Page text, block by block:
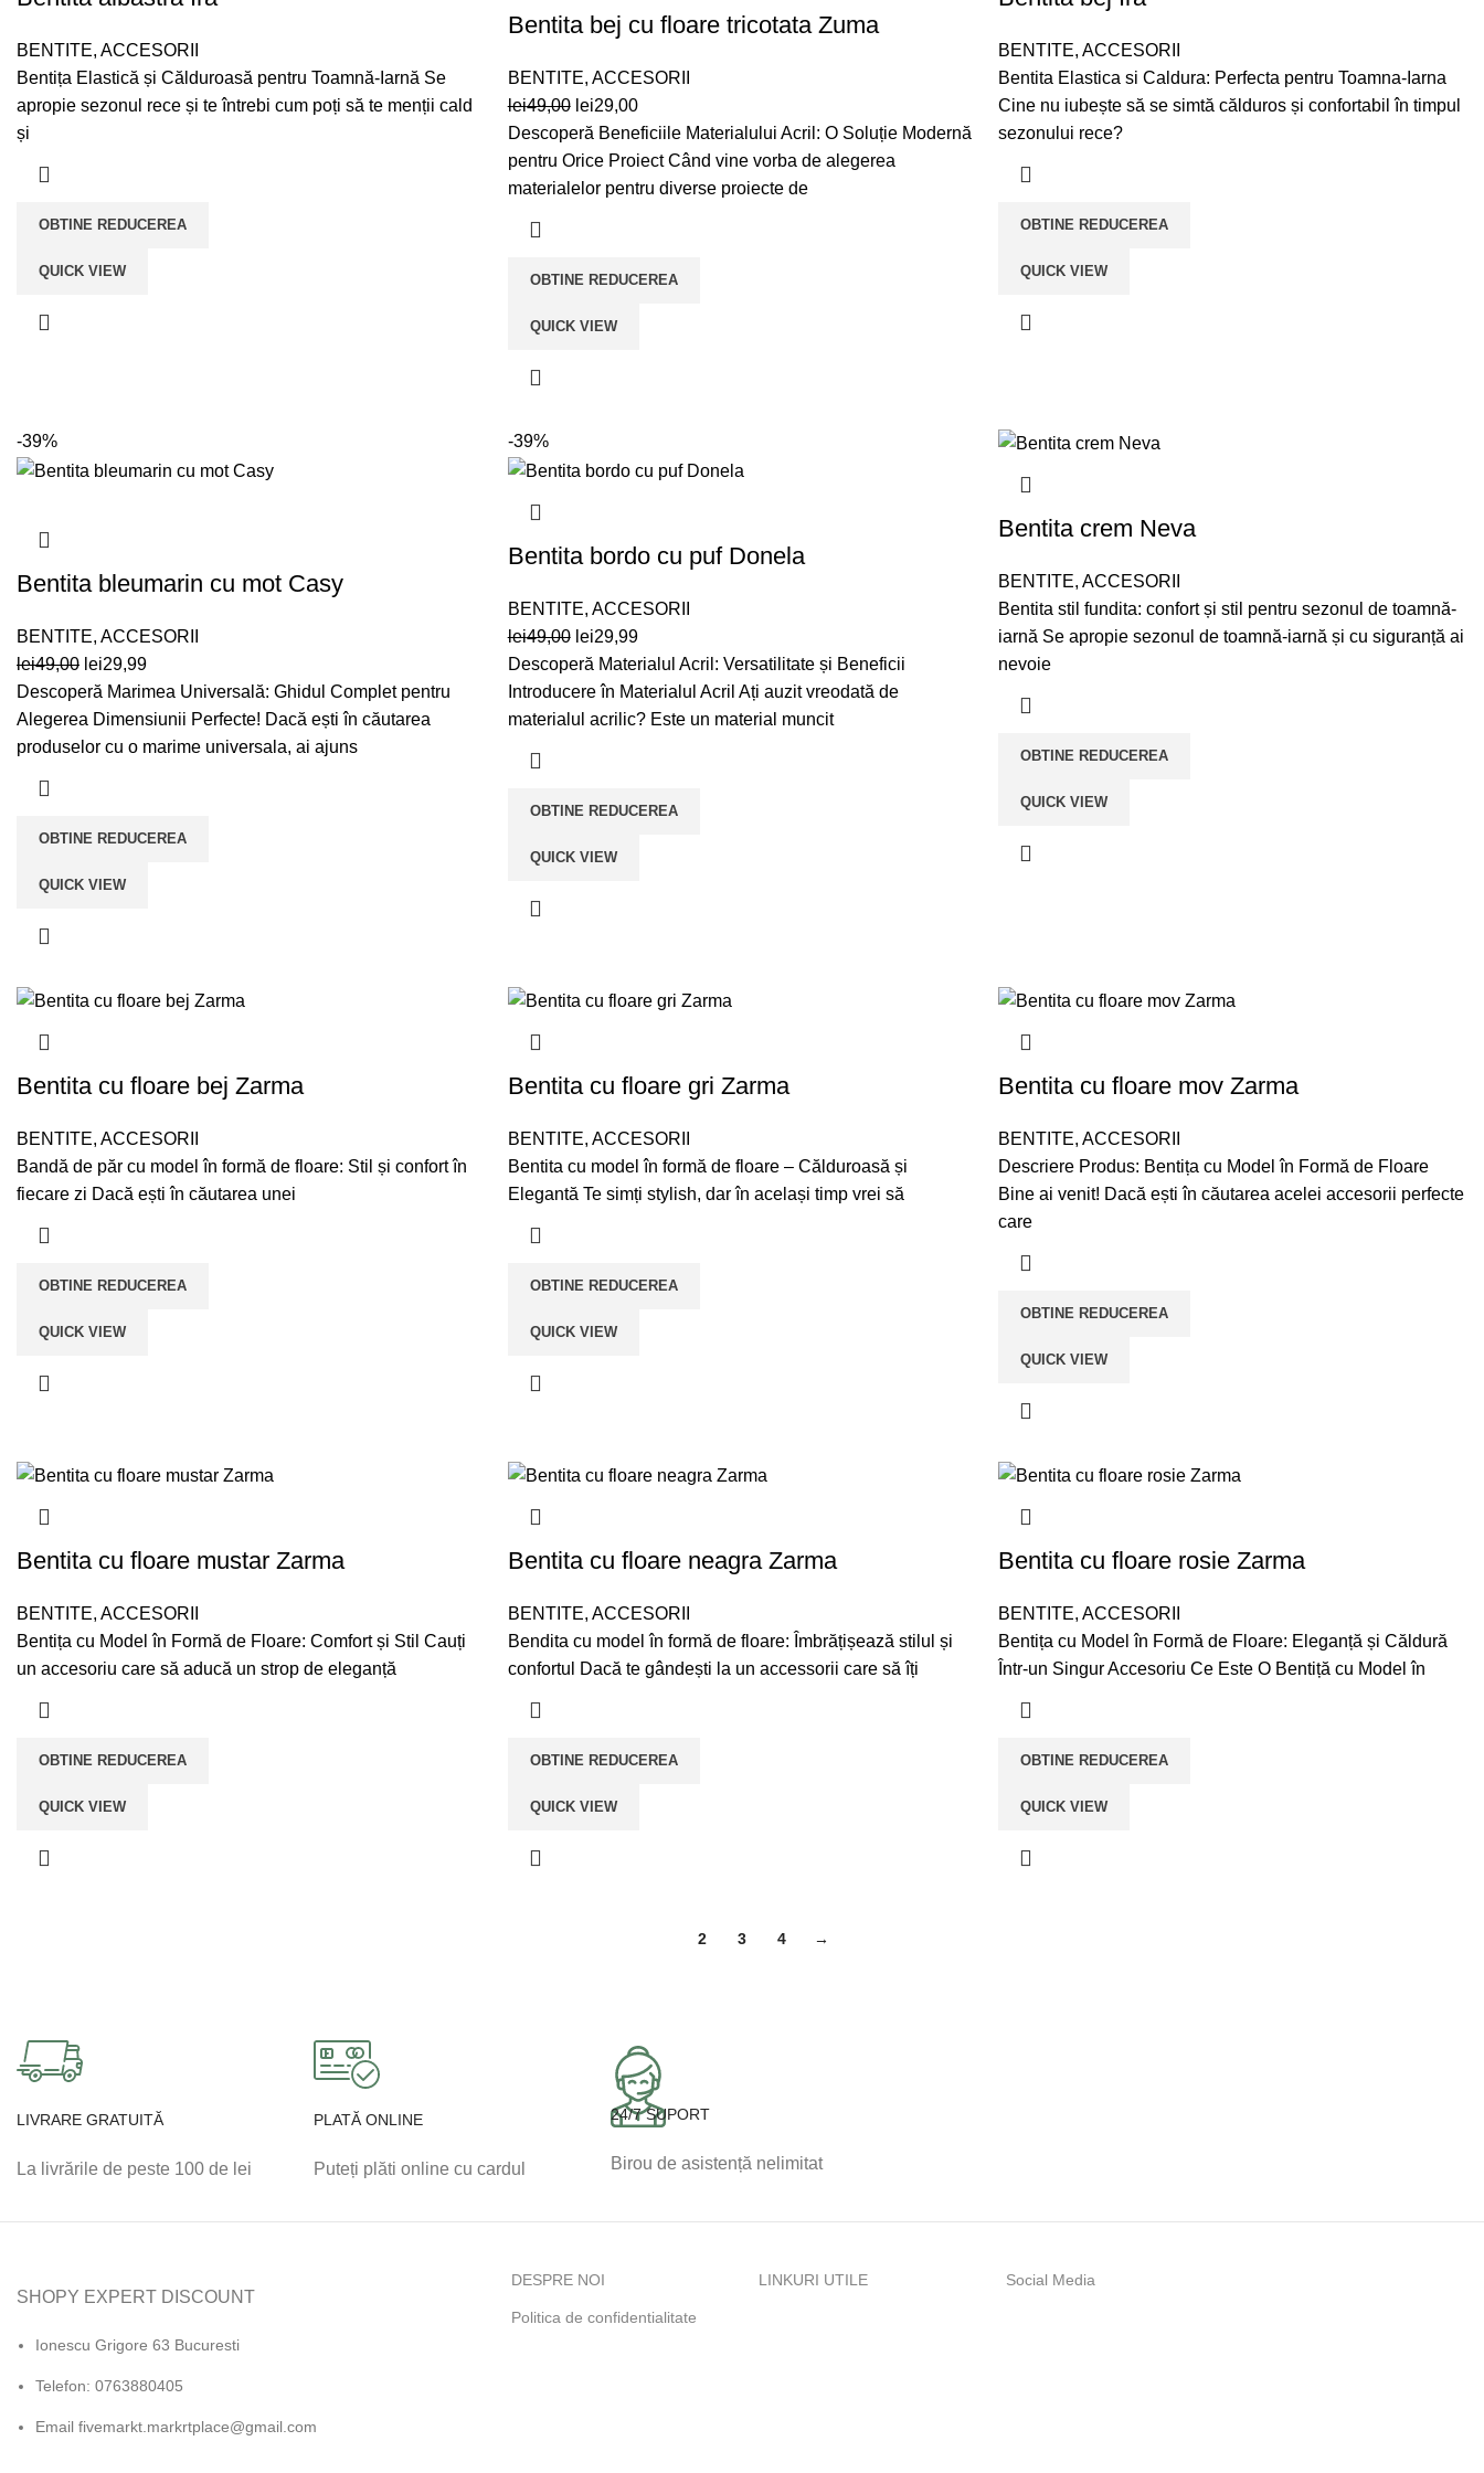
BENTITE, ACCESORII
Bentița Elastică și Călduroasă pentru Toamnă-Iarnă Se
apropie sezonul rece și te întrebi cum poți să te menții cald
și
OBTINE REDUCEREA
QUICK VIEW
Bentita bej cu floare tricotata Zuma
BENTITE, ACCESORII
lei49,00 Prețul
inițial
a
fost:
lei29,00Prețul
curent
este:
lei29,00.
Descoperă Beneficiile Materialului Acril: O Soluție Modernă
pentru Orice Proiect Când vine vorba de alegerea
materialelor pentru diverse proiecte de
OBTINE REDUCEREA
QUICK VIEW
BENTITE,ACCESORII
Bentita Elastica si Caldura: Perfecta pentru Toamna-Iarna
Cine nu iubește să se simtă călduros și confortabil în timpul
sezonului rece?
OBTINE REDUCEREA
QUICK VIEW
-39%
Bentita bleumarin cu mot Casy
BENTITE, ACCESORII
lei49,00 Prețul
inițial
a
fost:
lei29,99Prețul
curent
este:
lei29,99.
Descoperă Marimea Universală: Ghidul Complet pentru
Alegerea Dimensiunii Perfecte! Dacă ești în căutarea
produselor cu o marime universala, ai ajuns
OBTINE REDUCEREA
QUICK VIEW
-39%
Bentita bordo cu puf Donela
BENTITE, ACCESORII
lei49,00 Prețul
inițial
a
fost:
lei29,99Prețul
curent
este:
lei29,99.
Descoperă Materialul Acril: Versatilitate și Beneficii
Introducere în Materialul Acril Ați auzit vreodată de
materialul acrilic? Este un material muncit
OBTINE REDUCEREA
QUICK VIEW
Bentita crem Neva
BENTITE,ACCESORII
Bentita stil fundita: confort și stil pentru sezonul de toamnă-
iarnă Se apropie sezonul de toamnă-iarnă și cu siguranță ai
nevoie
OBTINE REDUCEREA
QUICK VIEW
Bentita cu floare bej Zarma
BENTITE, ACCESORII
Bandă de păr cu model în formă de floare: Stil și confort în
fiecare zi Dacă ești în căutarea unei
OBTINE REDUCEREA
QUICK VIEW
Bentita cu floare gri Zarma
BENTITE, ACCESORII
Bentita cu model în formă de floare – Călduroasă și
Elegantă Te simți stylish, dar în același timp vrei să
OBTINE REDUCEREA
QUICK VIEW
Bentita cu floare mov Zarma
BENTITE,ACCESORII
Descriere Produs: Bentița cu Model în Formă de Floare
Bine ai venit! Dacă ești în căutarea acelei accesorii perfecte
care
OBTINE REDUCEREA
QUICK VIEW
Bentita cu floare mustar Zarma
BENTITE, ACCESORII
Bentița cu Model în Formă de Floare: Comfort și Stil Cauți
un accesoriu care să aducă un strop de eleganță
OBTINE REDUCEREA
QUICK VIEW
Bentita cu floare neagra Zarma
BENTITE, ACCESORII
Bendita cu model în formă de floare: Îmbrățișează stilul și
confortul Dacă te gândești la un accessorii care să îți
OBTINE REDUCEREA
QUICK VIEW
Bentita cu floare rosie Zarma
BENTITE,ACCESORII
Bentița cu Model în Formă de Floare: Eleganță și Căldură
Într-un Singur Accesoriu Ce Este O Bentiță cu Model în
OBTINE REDUCEREA
QUICK VIEW
2 3 4 →
LIVRARE GRATUITĂ
La livrările de peste 100 de lei
PLATĂ ONLINE
Puteți plăti online cu cardul
24/7 SUPORT
Birou de asistență nelimitat
SHOPY EXPERT DISCOUNT
Ionescu Grigore 63 Bucuresti
Telefon: 0763880405
Email fivemarkt.markrtplace@gmail.com
DESPRE NOI
Politica de confidentialitate
LINKURI UTILE Social Media